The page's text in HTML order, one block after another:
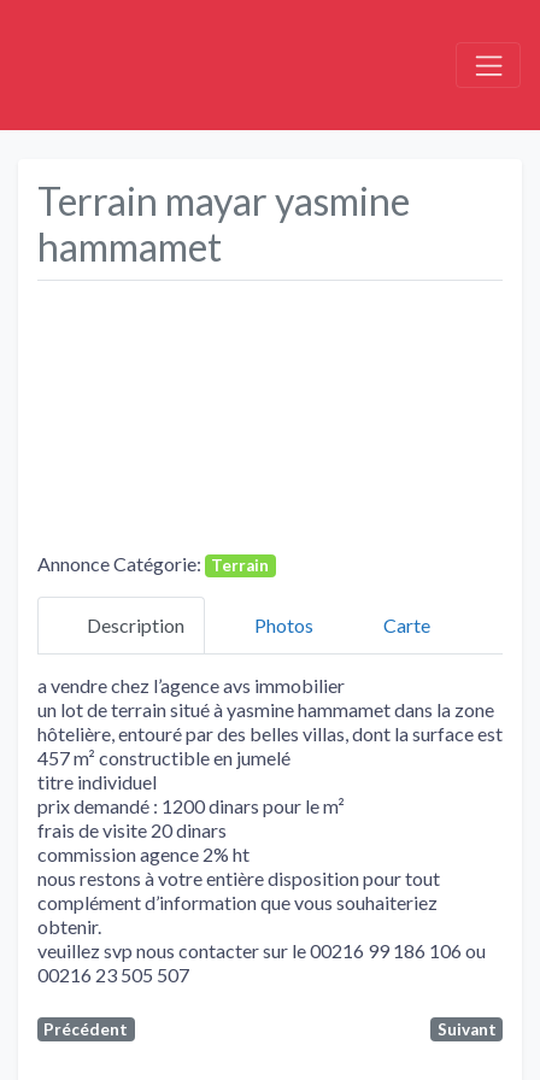
Terrain mayar yasmine
hammamet
Annonce Catégorie: Terrain
Description Photos Carte
a vendre chez l’agence avs immobilier
un lot de terrain situé à yasmine hammamet dans la zone
hôtelière, entouré par des belles villas, dont la surface est
457 m² constructible en jumelé
titre individuel
prix demandé : 1200 dinars pour le m²
frais de visite 20 dinars
commission agence 2% ht
nous restons à votre entière disposition pour tout
complément d’information que vous souhaiteriez
obtenir.
veuillez svp nous contacter sur le 00216 99 186 106 ou
00216 23 505 507
Précédent Suivant